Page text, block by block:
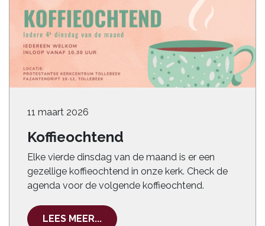
11 maart 2026
Koffieochtend
Elke vierde dinsdag van de maand is er een
gezellige koffieochtend in onze kerk. Check de
agenda voor de volgende koffieochtend.
LEES MEER...